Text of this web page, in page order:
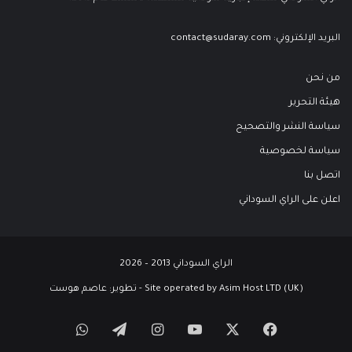
البريد الإلكتروني: contact@sudaray.com
من نحن
هيئة التحرير
سياسة النشر والتصحيح
سياسة لخصوصية
اتصل بنا
اعلن على الراي السوداني
الراي السوداني 2013 – 2026
Site operated by Asim Host LTD (UK) - تطوير: عاصم هوست
فيسبوك ‫YouTubeانستقرامتيلقرامواتساب